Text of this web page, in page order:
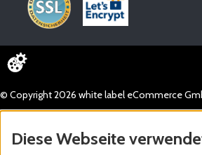
© Copyright 2026 white label eCommerce
Diese Webseite